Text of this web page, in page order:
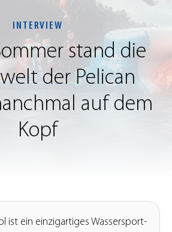
INTERVIEW
stand die
der Pelican
auf dem
Kopf
ist ein einzigartiges Wassersport-